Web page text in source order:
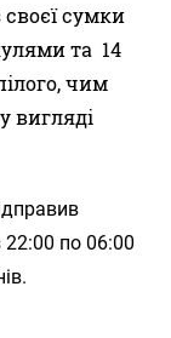
своєї сумки
та 14
чим
вигляді
по 06:00